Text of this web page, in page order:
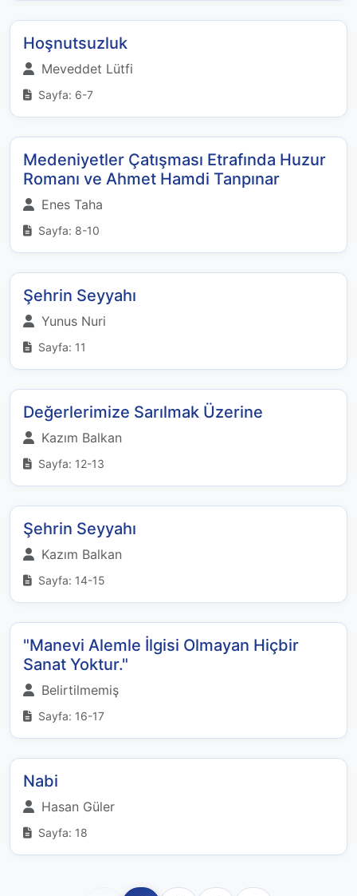
Hoşnutsuzluk
Meveddet Lütfi
Sayfa: 6-7
Medeniyetler Çatışması Etrafında Huzur
Romanı ve Ahmet Hamdi Tanpınar
Enes Taha
Sayfa: 8-10
Şehrin Seyyahı
Yunus Nuri
Sayfa: 11
Değerlerimize Sarılmak Üzerine
Kazım Balkan
Sayfa: 12-13
Şehrin Seyyahı
Kazım Balkan
Sayfa: 14-15
"Manevi Alemle İlgisi Olmayan Hiçbir
Sanat Yoktur."
Belirtilmemiş
Sayfa: 16-17
Nabi
Hasan Güler
Sayfa: 18